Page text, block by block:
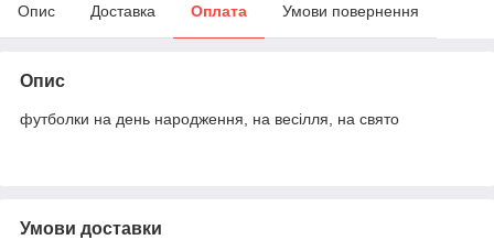
Опис Доставка Оплата Умови повернення
Опис
футболки на день народження, на весілля, на свято
Умови доставки